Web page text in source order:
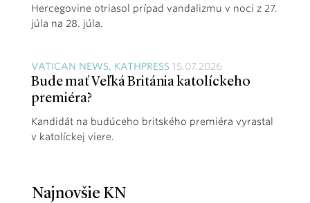
Hercegovine otriasol prípad vandalizmu v noci z 27.
júla na 28. júla.
VATICAN NEWS, KATHPRESS 15.07.2026
Bude mať Veľká Británia katolíckeho
premiéra?
Kandidát na budúceho britského premiéra vyrastal
v katolíckej viere.
Najnovšie KN